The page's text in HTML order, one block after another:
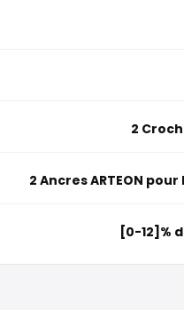
2
2 Ancres ARTEON
[0-12]%